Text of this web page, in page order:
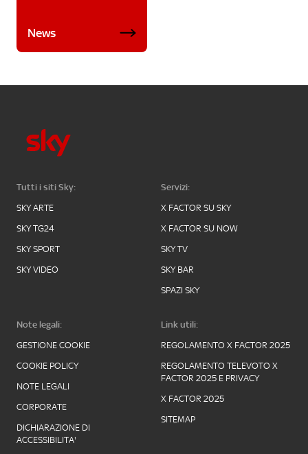
News
Tutti i siti Sky:
SKY ARTE
SKY TG24
SKY SPORT
SKY VIDEO
Servizi:
X FACTOR SU SKY
X FACTOR SU NOW
SKY TV
SKY BAR
SPAZI SKY
Note legali:
GESTIONE COOKIE
COOKIE POLICY
NOTE LEGALI
CORPORATE
DICHIARAZIONE DI
ACCESSIBILITA'
Link utili:
REGOLAMENTO X FACTOR 2025
REGOLAMENTO TELEVOTO X
FACTOR 2025 E PRIVACY
X FACTOR 2025
SITEMAP